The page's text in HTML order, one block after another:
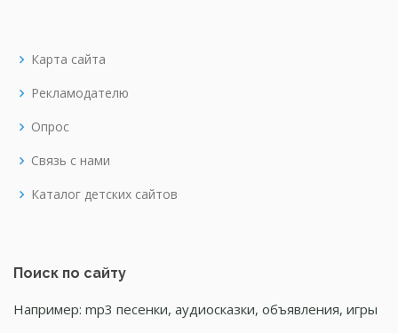
Карта сайта
Рекламодателю
Опрос
Связь с нами
Каталог детских сайтов
Поиск по сайту
Например: mp3 песенки, аудиосказки, объявления, игры